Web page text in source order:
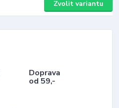
Zvolit variantu
Doprava
od 59,-